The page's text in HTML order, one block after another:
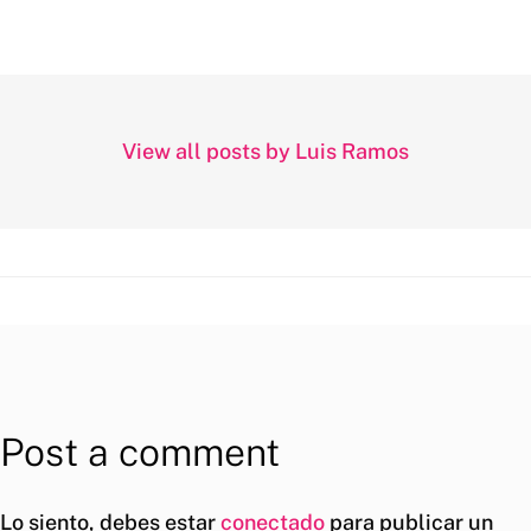
View all posts by Luis Ramos
Post a comment
Lo siento, debes estarconectado para publicar un